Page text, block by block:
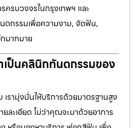
ครบวงจรในกรุงเทพฯ และ
ตกรรมเพื่อความงาม, จัดฟัน,
มากมาย
เป็นคลินิกทันตกรรมของ
รามุ่งมั่นให้บริการด้วยมาตรฐานสูง
ยละเอียด ไม่ว่าคุณจะมาด้วยอาการ